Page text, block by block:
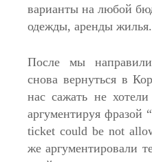
варианты на любой
одежды, аренды жилья.
После мы
снова вернуться в
нас сажать не
аргументируя фразой
ticket could be not
же аргументировали